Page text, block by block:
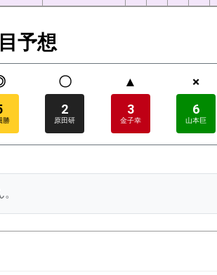
予想
勝
〇
2
原田研
▲
3
金子幸
×
6
山本巨